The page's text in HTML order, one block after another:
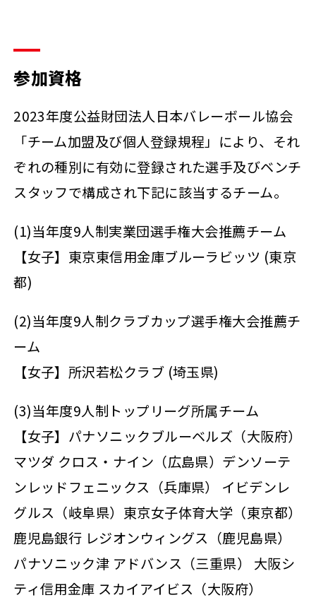
参加資格
2023年度公益財団法人日本バレーボール協会
「チーム加盟及び個人登録規程」により、それ
ぞれの種別に有効に登録された選手及びベンチ
スタッフで構成され下記に該当するチーム。
(1)当年度9人制実業団選手権大会推薦チーム
【女子】東京東信用金庫ブルーラビッツ (東京
都)
(2)当年度9人制クラブカップ選手権大会推薦チ
ーム
【女子】所沢若松クラブ (埼玉県)
(3)当年度9人制トップリーグ所属チーム
【女子】パナソニックブルーベルズ（大阪府）
マツダ クロス・ナイン（広島県）デンソーテ
ンレッドフェニックス（兵庫県） イビデンレ
グルス（岐阜県）東京女子体育大学（東京都）
鹿児島銀行 レジオンウィングス（鹿児島県）
パナソニック津 アドバンス（三重県） 大阪シ
ティ信用金庫 スカイアイビス（大阪府）